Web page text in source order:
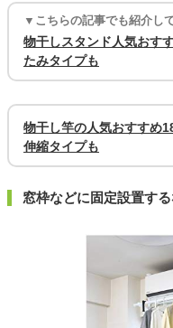
▼こちらの記事でも紹介し
物干しスタンド人気おす
たみタイプも
物干し竿の人気おすすめ
伸縮タイプも
窓枠などに固定設置す